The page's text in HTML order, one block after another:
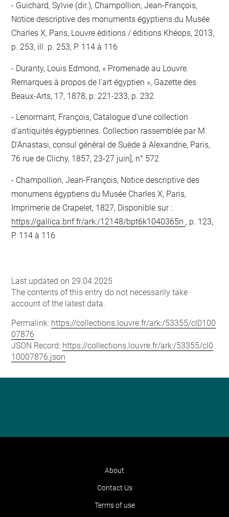
Guichard, Sylvie (dir.), Champollion, Jean-François,
Notice descriptive des monuments égyptiens du Musée
Charles X, Paris, Louvre éditions / éditions Khéops, 2013,
p. 253, ill. p. 253, P. 114 à 116
Duranty, Louis Edmond, « Promenade au Louvre.
Remarques à propos de l'art égyptien », Gazette des
Beaux-Arts, 17, 1878, p. 221-233, p. 232
Lenormant, François, Catalogue d'une collection
d'antiquités égyptiennes. Collection rassemblée par M.
D'Anastasi, consul général de Suède à Alexandrie, Paris,
76 rue de Clichy, 1857, 23-27 juin], n° 572
Champollion, Jean-François, Notice descriptive des
monumens égyptiens du Musée Charles X, Paris,
Imprimerie de Crapelet, 1827, Disponible sur :
https://gallica.bnf.fr/ark:/12148/bpt6k1040365n , p. 123,
P. 114 à 116
Last updated on 29.04.2025
The contents of this entry do not necessarily take
account of the latest data.
Permalink: https://collections.louvre.fr/ark:/53355/cl0100
07876
JSON Record: https://collections.louvre.fr/ark:/53355/cl0
10007876.json
About
Contact Us
Terms of use